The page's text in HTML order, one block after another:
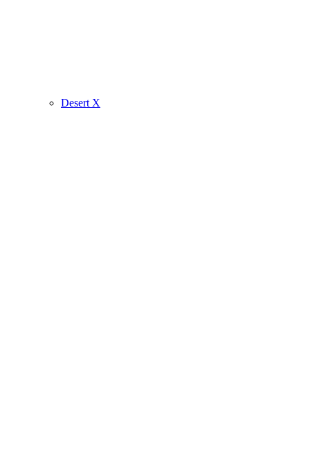
Desert X